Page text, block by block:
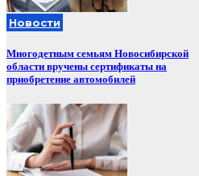
Новости
Многодетным семьям Новосибирской
области вручены сертификаты на
приобретение автомобилей